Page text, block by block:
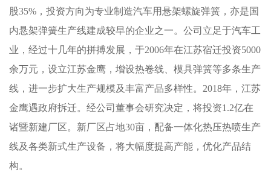
股35%，投资方向为专业制造汽车用悬架螺旋弹簧，亦是国
内悬架弹簧生产线建成较早的企业之一。公司立足于汽车工
业，经过十几年的拼搏发展，于2006年在江苏宿迁投资5000
余万元，设立江苏金鹰，增设热卷线、模具弹簧等多条生产
线，进一步扩大生产规模及丰富产品多样性。2018年，江苏
金鹰遇政府拆迁。经公司董事会研究决定，将投资1.2亿在
诸暨新建厂区。新厂区占地30亩，配备一体化热压热喷生产
线及各类新式生产设备，将大幅度提高产能，优化产品结
构。